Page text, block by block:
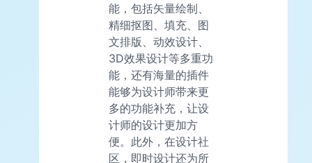
能，包括矢量绘制、
精细抠图、填充、图
文排版、动效设计、
3D效果设计等多重功
能，还有海量的插件
能够为设计师带来更
多的功能补充，让设
计师的设计更加方
便。此外，在设计社
区，即时设计还为所